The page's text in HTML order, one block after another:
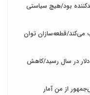
بود/هیچ سیاستی
می‌کند/قطعه‌سازان توان
ایرانی به 500 میلیون دلار در سال رسید/کاهش
از من آمار